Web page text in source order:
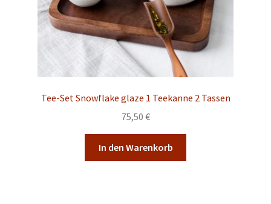
Tee-Set Snowflake glaze 1 Teekanne 2 Tassen
75,50 €
In den Warenkorb